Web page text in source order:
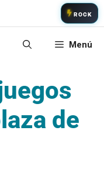
ROCK
Menú
de